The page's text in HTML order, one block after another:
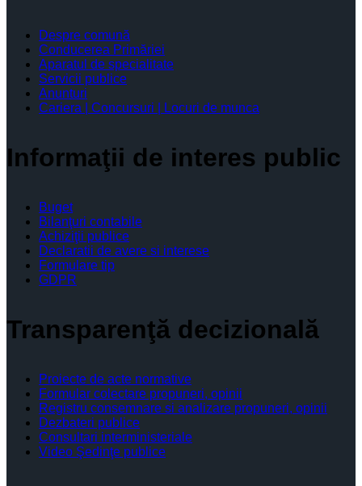
Despre comună
Conducerea Primăriei
Aparatul de specialitate
Servicii publice
Anunturi
Cariera | Concursuri | Locuri de munca
Informaţii de interes public
Buget
Bilanţuri contabile
Achiziţii publice
Declaratii de avere si interese
Formulare tip
GDPR
Transparenţă decizională
Proiecte de acte normative
Formular colectare propuneri, opinii
Registru consemnare si analizare propuneri, opinii
Dezbateri publice
Consultari interministeriale
Video Şedinţe publice